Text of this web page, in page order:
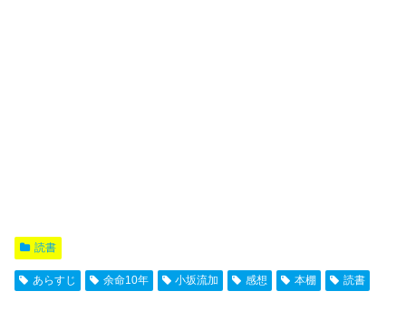
読書
あらすじ 余命10年 小坂流加 感想 本棚 読書